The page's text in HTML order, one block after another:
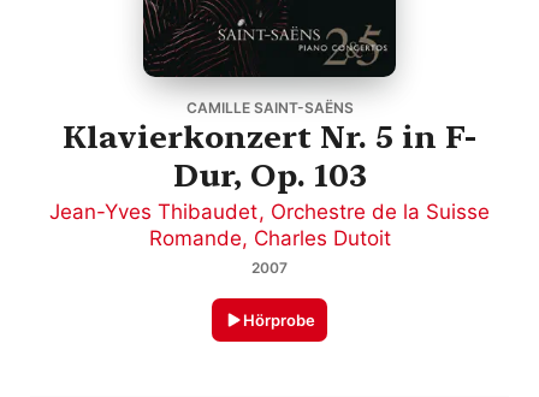
CAMILLE SAINT-SAËNS
Klavierkonzert Nr. 5 in F-
Dur, Op. 103
Jean-Yves Thibaudet, Orchestre de la Suisse
Romande, Charles Dutoit
2007
Hörprobe